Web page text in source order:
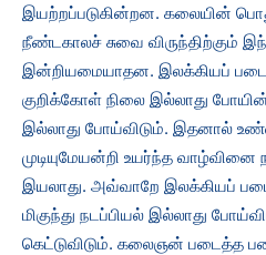
இயற்றப்படுகின்றன. கலையின்
நீண்டகாலச் சுவை விருந்திற்கும்
இன்றியமையாதன. இலக்கியப்
குறிக்கோள் நிலை இல்லாது
இல்லாது போய்விடும். இதனால்
முடியுமேயன்றி உயர்ந்த
இயலாது. அவ்வாறே இலக்கியப்
மிகுந்து நடப்பியல் இல்லாது
கெட்டுவிடும். கலைஞன் படைத்த